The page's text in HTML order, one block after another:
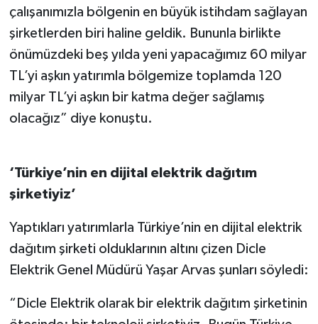
çalışanımızla bölgenin en büyük istihdam sağlayan
şirketlerden biri haline geldik. Bununla birlikte
önümüzdeki beş yılda yeni yapacağımız 60 milyar
TL’yi aşkın yatırımla bölgemize toplamda 120
milyar TL’yi aşkın bir katma değer sağlamış
olacağız” diye konuştu.
‘Türkiye’nin en dijital elektrik dağıtım
şirketiyiz’
Yaptıkları yatırımlarla Türkiye’nin en dijital elektrik
dağıtım şirketi olduklarının altını çizen Dicle
Elektrik Genel Müdürü Yaşar Arvas şunları söyledi:
“Dicle Elektrik olarak bir elektrik dağıtım şirketinin